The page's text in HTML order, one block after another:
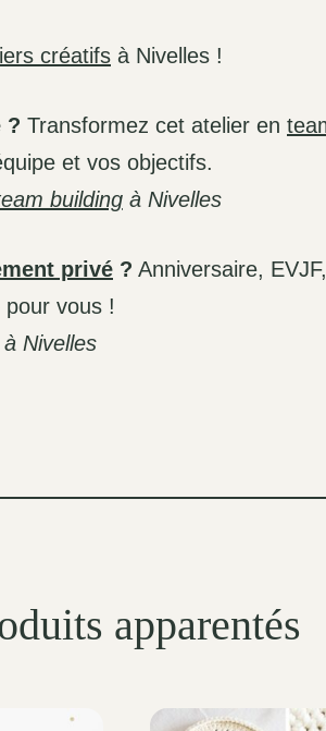
créatifs à Nivelles !
? Transformez cet atelier en
et vos objectifs.
buildingà Nivelles
privé ? Anniversaire,
vous !
Nivelles
apparentés